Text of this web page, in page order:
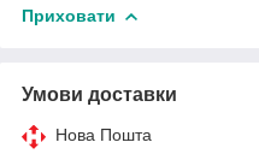
Приховати
Умови доставки
Нова Пошта